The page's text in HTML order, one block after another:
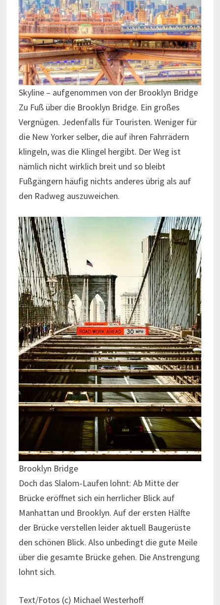
Skyline – aufgenommen von der Brooklyn Bridge
Zu Fuß über die Brooklyn Bridge. Ein großes
Vergnügen. Jedenfalls für Touristen. Weniger für
die New Yorker selber, die auf ihren Fahrrädern
klingeln, was die Klingel hergibt. Der Weg ist
nämlich nicht wirklich breit und so bleibt
Fußgängern häufig nichts anderes übrig als auf
den Radweg auszuweichen.
Brooklyn Bridge
Doch das Slalom-Laufen lohnt: Ab Mitte der
Brücke eröffnet sich ein herrlicher Blick auf
Manhattan und Brooklyn. Auf der ersten Hälfte
der Brücke verstellen leider aktuell Baugerüste
den schönen Blick. Also unbedingt die gute Meile
über die gesamte Brücke gehen. Die Anstrengung
lohnt sich.
Text/Fotos (c) Michael Westerhoff